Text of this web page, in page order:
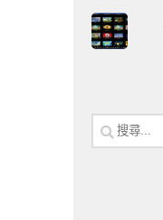
搜
尋